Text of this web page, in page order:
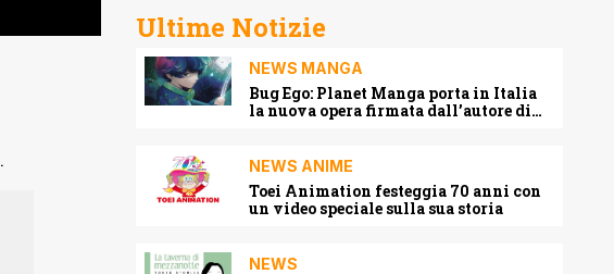
.
Ultime Notizie
NEWS MANGA
Bug Ego: Planet Manga porta in Italia
la nuova opera firmata dall’autore di
NEWS ANIME
Toei Animation festeggia 70 anni con
un video speciale sulla sua storia
NEWS